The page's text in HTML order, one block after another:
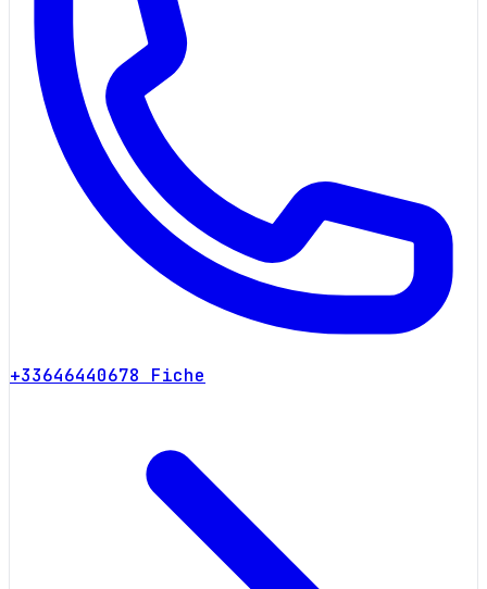
+33646440678 Fiche